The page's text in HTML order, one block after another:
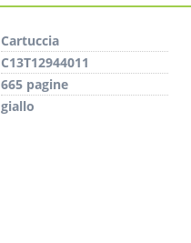
Cartuccia
C13T12944011
665 pagine
giallo